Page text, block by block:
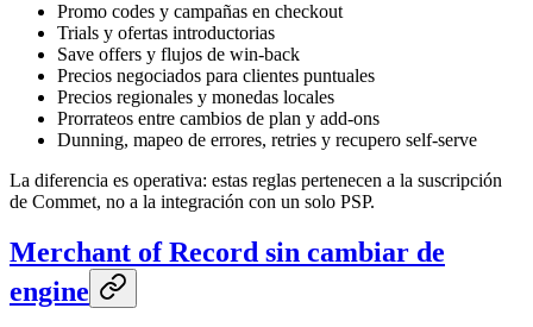
Promo codes y campañas en checkout
Trials y ofertas introductorias
Save offers y flujos de win-back
Precios negociados para clientes puntuales
Precios regionales y monedas locales
Prorrateos entre cambios de plan y add-ons
Dunning, mapeo de errores, retries y recupero self-serve
La diferencia es operativa: estas reglas pertenecen a la suscripción
de Commet, no a la integración con un solo PSP.
Merchant of Record sin cambiar de
engine